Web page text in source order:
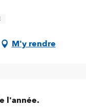
M'y rendre
l'année.